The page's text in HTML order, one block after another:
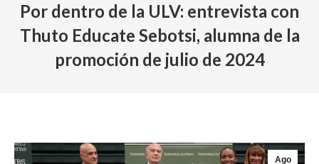
Por dentro de la ULV: entrevista con
Thuto Educate Sebotsi, alumna de la
promoción de julio de 2024
Ago